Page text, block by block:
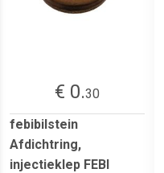
€ 0.30
febibilstein
Afdichtring,
injectieklep FEBI